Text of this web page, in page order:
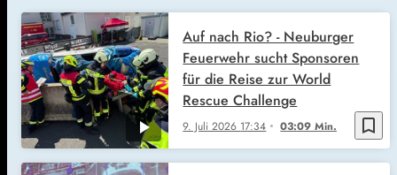
bookmark_border
9. Juli 2026 17:34 03:09 Min.
Auf nach Rio? - Neuburger
Feuerwehr sucht Sponsoren
für die Reise zur World
Rescue Challenge